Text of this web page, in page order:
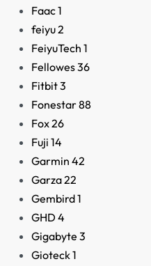
Faac1
feiyu2
FeiyuTech 1
Fellowes36
Fitbit3
Fonestar88
Fox26
Fuji 14
Garmin 42
Garza22
Gembird1
GHD 4
Gigabyte 3
Gioteck1